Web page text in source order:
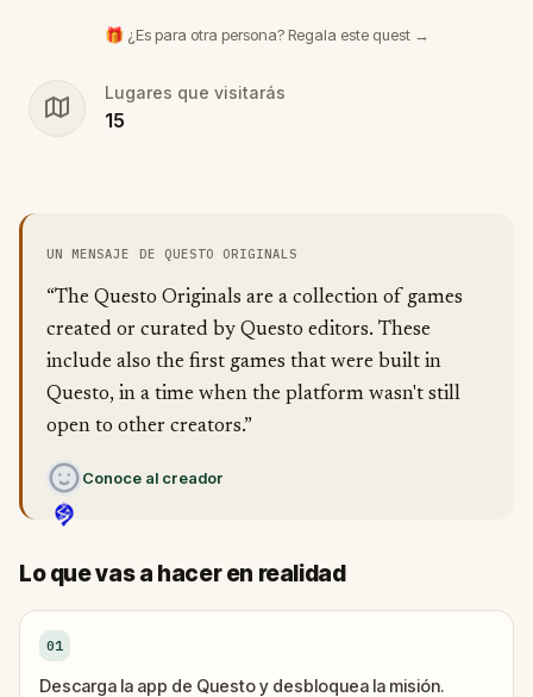
🎁 ¿Es para otra persona? Regala este quest →
Lugares que visitarás
15
UN MENSAJE DE QUESTO ORIGINALS
“The Questo Originals are a collection of games
created or curated by Questo editors. These
include also the first games that were built in
Questo, in a time when the platform wasn't still
open to other creators.”
Conoce al creador
Lo que vas a hacer en realidad
01
Descarga la app de Questo y desbloquea la misión.